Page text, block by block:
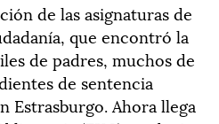
de las asignaturas de
que encontró la
de padres, muchos de
de sentencia
Estrasburgo. Ahora llega